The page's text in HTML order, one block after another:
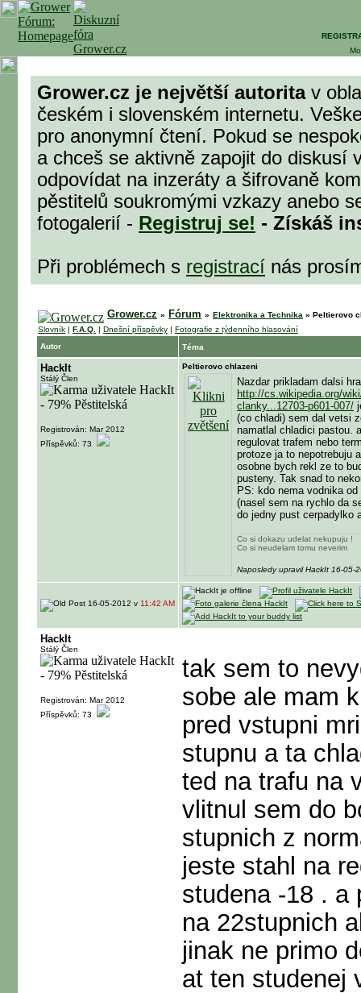
Grower.cz je největší autoritav
českém i slovenském internetu.
pro anonymní čtení. Pokud se
a chceš se aktivně zapojit do diskusí
odpovídat na inzeráty a šifrovaně
pěstitelů soukromými vzkazy anebo
fotogalerií - Registruj se! - Získáš
Při problémech s registrací nás
Grower.cz » Fórum » Elektronika a Technika » Peltierovo
Slovník | F.A.Q. | Dnešní příspěvky | Fotografie z týdenního hlasování
Autor
Téma
HackIt
Stálý Člen
Registrován: Mar 2012
Příspěvků: 73
Peltierovo chlazeni
Nazdar prikladam dalsi
http://cs.wikipedia.org/
clanky...12703-p601-007/
(co chladi) sem dal vetsi
namatlal chladici pastou.
regulovat trafem nebo
protoze ja to nepotrebuju
osobne bych rekl ze to
pusteny. Tak snad to
PS: kdo nema vodnika
(nasel sem na rychlo da
do jedny pust cerpadylko
Co si dokazu udelat nekupuju !
Co si neudelam tomu neverim
Naposledy upravil HackIt 16-05-
16-05-2012 v 11:42 AM
HackIt
Stálý Člen
Registrován: Mar 2012
Příspěvků: 73
tak sem to
sobe ale mam
pred vstupni
stupnu a ta
ted na trafu na
vlitnul sem do
stupnich z
jeste stahl na
studena -18 . a
na 22stupnich
jinak ne primo
at ten studenej